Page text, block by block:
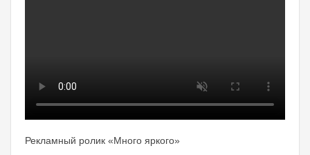
Рекламный ролик «Много яркого»